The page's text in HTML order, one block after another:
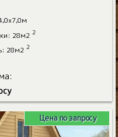
28м2 2
28м2 2
Цена по запросу